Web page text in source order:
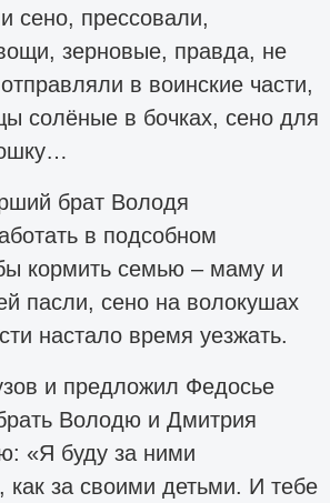
сено, прессовали,
зерновые, правда, не
в воинские части,
солёные в бочках, сено для
брат Володя
в подсобном
кормить семью – маму и
пасли, сено на волокушах
настало время уезжать.
и предложил Федосье
Володю и Дмитрия
«Я буду за ними
как за своими детьми. И тебе